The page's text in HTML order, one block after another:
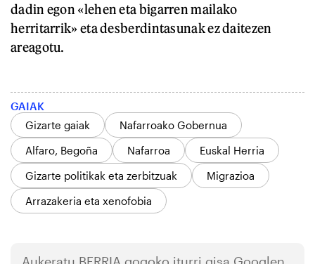
dadin egon «lehen eta bigarren mailako
herritarrik» eta desberdintasunak ez daitezen
areagotu.
GAIAK
Gizarte gaiak
Nafarroako Gobernua
Alfaro, Begoña
Nafarroa
Euskal Herria
Gizarte politikak eta zerbitzuak
Migrazioa
Arrazakeria eta xenofobia
Aukeratu BERRIA gogoko iturri gisa Googlen.